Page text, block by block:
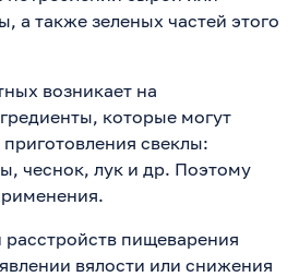
а также зеленых частей этого
возникает на
которые могут
приготовления свеклы:
чеснок, лук и др. Поэтому
пищеварения
вялости или снижения